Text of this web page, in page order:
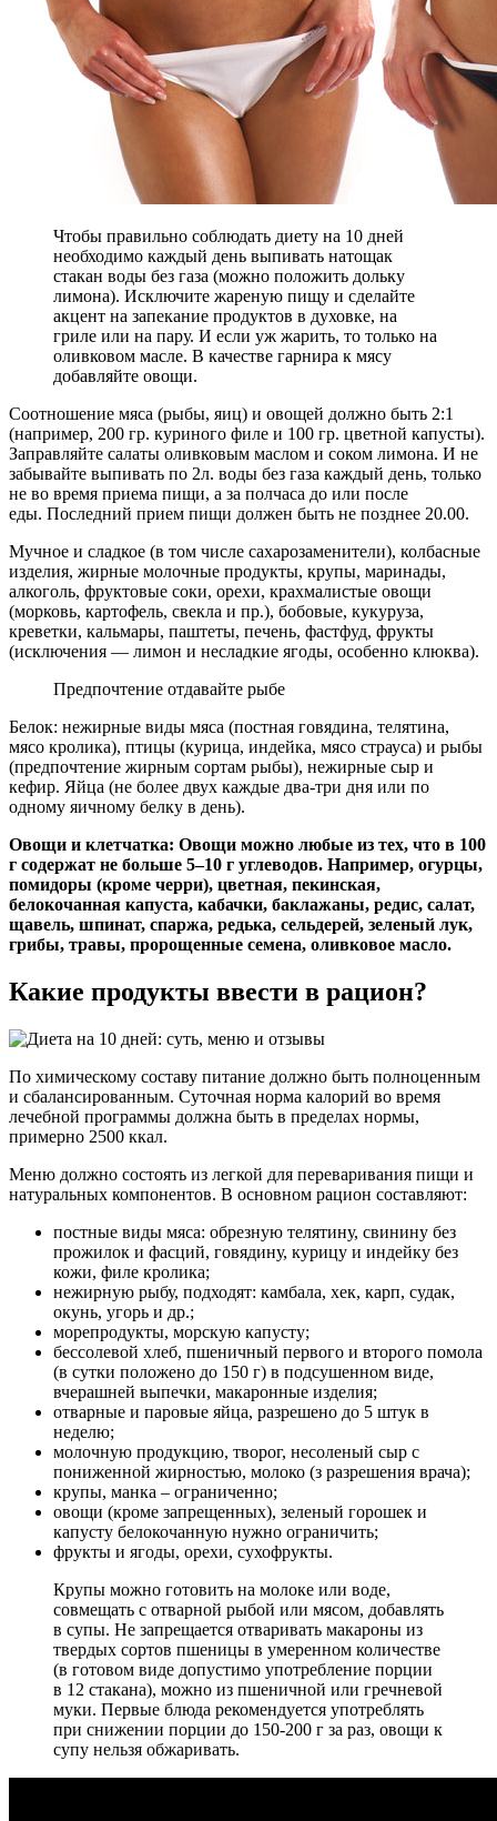
Чтобы правильно соблюдать диету на 10 дней
необходимо каждый день выпивать натощак
стакан воды без газа (можно положить дольку
лимона). Исключите жареную пищу и сделайте
акцент на запекание продуктов в духовке, на
гриле или на пару. И если уж жарить, то только на
оливковом масле. В качестве гарнира к мясу
добавляйте овощи.
Соотношение мяса (рыбы, яиц) и овощей должно быть 2:1
(например, 200 гр. куриного филе и 100 гр. цветной капусты).
Заправляйте салаты оливковым маслом и соком лимона. И не
забывайте выпивать по 2л. воды без газа каждый день, только
не во время приема пищи, а за полчаса до или после
еды. Последний прием пищи должен быть не позднее 20.00.
Мучное и сладкое (в том числе сахарозаменители), колбасные
изделия, жирные молочные продукты, крупы, маринады,
алкоголь, фруктовые соки, орехи, крахмалистые овощи
(морковь, картофель, свекла и пр.), бобовые, кукуруза,
креветки, кальмары, паштеты, печень, фастфуд, фрукты
(исключения — лимон и несладкие ягоды, особенно клюква).
Предпочтение отдавайте рыбе
Белок: нежирные виды мяса (постная говядина, телятина,
мясо кролика), птицы (курица, индейка, мясо страуса) и рыбы
(предпочтение жирным сортам рыбы), нежирные сыр и
кефир. Яйца (не более двух каждые два-три дня или по
одному яичному белку в день).
Овощи и клетчатка: Овощи можно любые из тех, что в 100
г содержат не больше 5–10 г углеводов. Например, огурцы,
помидоры (кроме черри), цветная, пекинская,
белокочанная капуста, кабачки, баклажаны, редис, салат,
щавель, шпинат, спаржа, редька, сельдерей, зеленый лук,
грибы, травы, пророщенные семена, оливковое масло.
Какие продукты ввести в рацион?
По химическому составу питание должно быть полноценным
и сбалансированным. Суточная норма калорий во время
лечебной программы должна быть в пределах нормы,
примерно 2500 ккал.
Меню должно состоять из легкой для переваривания пищи и
натуральных компонентов. В основном рацион составляют:
постные виды мяса: обрезную телятину, свинину без
прожилок и фасций, говядину, курицу и индейку без
кожи, филе кролика;
нежирную рыбу, подходят: камбала, хек, карп, судак,
окунь, угорь и др.;
морепродукты, морскую капусту;
бессолевой хлеб, пшеничный первого и второго помола
(в сутки положено до 150 г) в подсушенном виде,
вчерашней выпечки, макаронные изделия;
отварные и паровые яйца, разрешено до 5 штук в
неделю;
молочную продукцию, творог, несоленый сыр с
пониженной жирностью, молоко (з разрешения врача);
крупы, манка – ограниченно;
овощи (кроме запрещенных), зеленый горошек и
капусту белокочанную нужно ограничить;
фрукты и ягоды, орехи, сухофрукты.
Крупы можно готовить на молоке или воде,
совмещать с отварной рыбой или мясом, добавлять
в супы. Не запрещается отваривать макароны из
твердых сортов пшеницы в умеренном количестве
(в готовом виде допустимо употребление порции
в 12 стакана), можно из пшеничной или гречневой
муки. Первые блюда рекомендуется употреблять
при снижении порции до 150-200 г за раз, овощи к
супу нельзя обжаривать.